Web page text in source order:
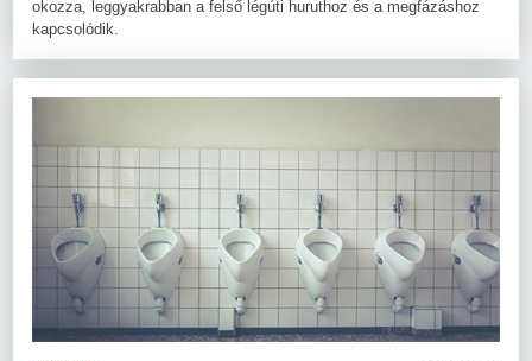
okozza, leggyakrabban a felső légúti huruthoz és a megfázáshoz
kapcsolódik.